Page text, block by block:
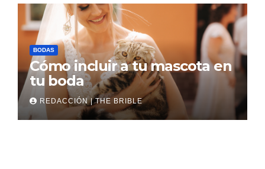
BODAS
Cómo incluir a tu mascota en
tu boda
REDACCIÓN | THE BRIBLE